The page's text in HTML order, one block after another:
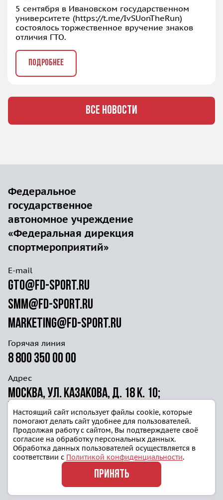
5 сентября в Ивановском государственном
университете (https://t.me/IvSUonTheRun)
состоялось торжественное вручение знаков
отличия ГТО.
ПОДРОБНЕЕ
ВСЕ НОВОСТИ
Федеральное
государственное
автономное учреждение
«Федеральная дирекция
спортмероприятий»
E-mail
gto@fd-sport.ru
smm@fd-sport.ru
marketing@fd-sport.ru
Горячая линия
8 800 350 00 00
Адрес
Москва, ул. Казакова, д. 18 к. 10;
ул. Волочаевская д. 40г ст. 4
© 2025, Готов к труду и обороне
Политика конфиденциальности
Настоящий сайт использует файлы cookie, которые
помогают делать сайт удобнее для пользователей.
Продолжая работу с сайтом, Вы подтверждаете своё
согласие на обработку персональных данных.
Обработка данных пользователей осуществляется в
соответствии с Политикой конфиденциальности.
ПРИНЯТЬ